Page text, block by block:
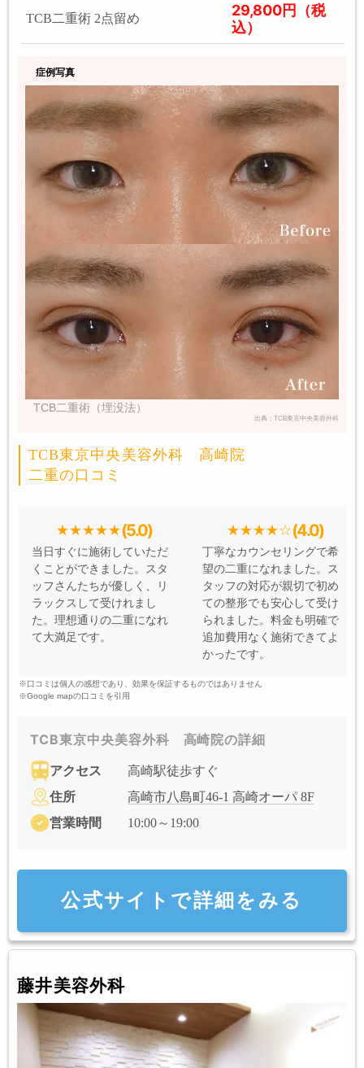
TCB二重術 2点留め
29,800円（税
込）
症例写真
TCB二重術（埋没法）
出典：TCB東京中央美容外科
TCB東京中央美容外科 高崎院
二重の口コミ
(5.0)
当日すぐに施術していただ
くことができました。スタ
ッフさんたちが優しく、リ
ラックスして受けれまし
た。理想通りの二重になれ
て大満足です。
(4.0)
丁寧なカウンセリングで希
望の二重になれました。ス
タッフの対応が親切で初め
ての整形でも安心して受け
られました。料金も明確で
追加費用なく施術できてよ
かったです。
※口コミは個人の感想であり、効果を保証するものではありません
※Google mapの口コミを引用
TCB東京中央美容外科 高崎院の詳細
アクセス
高崎駅徒歩すぐ
住所
高崎市八島町46-1 高崎オーパ 8F
営業時間
10:00～19:00
公式サイトで詳細をみる
藤井美容外科